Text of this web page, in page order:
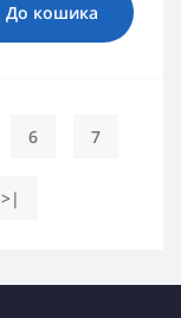
До кошика
6 7
>|